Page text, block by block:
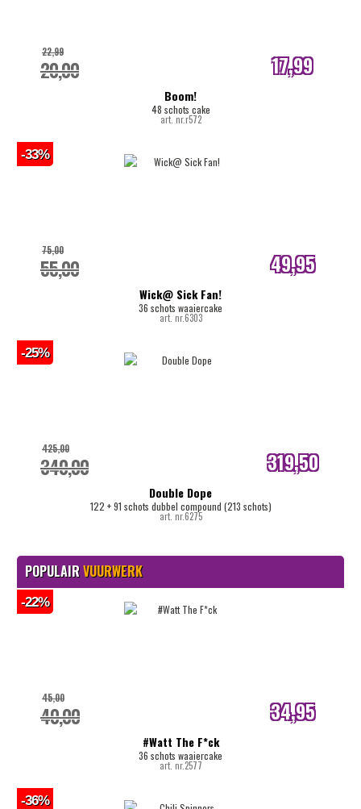
Boom!
48 schots cake
art. nr.r572
20,00
22,99 17,99
internetprijs
Wick@ Sick Fan!
36 schots waaiercake
art. nr.6303
55,00
75,00 49,95
internetprijs
-33%
Double Dope
122 + 91 schots dubbel compound (213 schots)
art. nr.6275
340,00
425,00 319,50
internetprijs
-25%
POPULAIRVUURWERK
#Watt The F*ck
36 schots waaiercake
art. nr.2577
40,00
45,00 34,95
internetprijs
-22%
-36%